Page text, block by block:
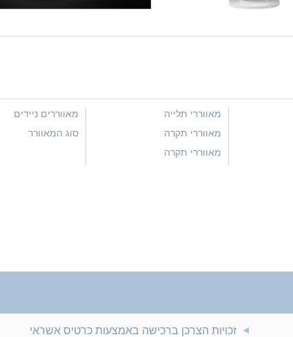
מאווררי תלייה
מאווררי תקרה
מאווררי תקרה
מאווררים ניידים
סוג המאוורר
זכויות הצרכן ברכישה באמצעות כרטיס אשראי